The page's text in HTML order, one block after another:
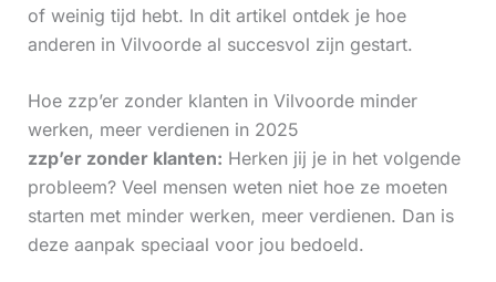
of weinig tijd hebt. In dit artikel ontdek je hoe
anderen in Vilvoorde al succesvol zijn gestart.
Hoe zzp’er zonder klanten in Vilvoorde minder
werken, meer verdienen in 2025
zzp’er zonder klanten: Herken jij je in het volgende
probleem? Veel mensen weten niet hoe ze moeten
starten met minder werken, meer verdienen. Dan is
deze aanpak speciaal voor jou bedoeld.